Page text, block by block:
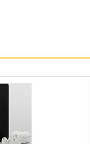
Thom Browne
倍超高倍變焦
ISO 值等多種參
AMOLED 2X